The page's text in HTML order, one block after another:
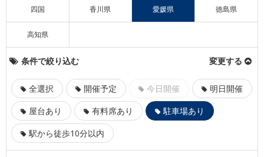
四国 香川県 愛媛県 徳島県
高知県
条件で絞り込む 変更する
全選択 開催予定 今日開催
明日開催
屋台あり
有料席あり
駐車場あり
駅から徒歩10分以内